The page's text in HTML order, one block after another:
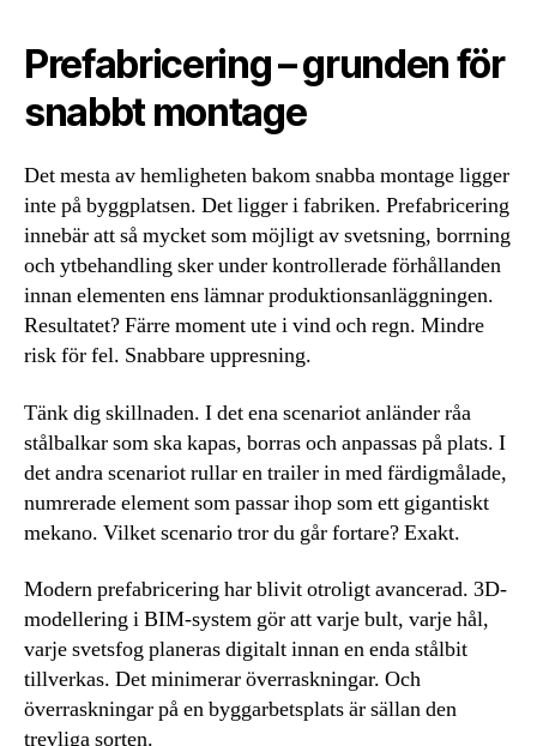
Prefabricering – grunden för
snabbt montage
Det mesta av hemligheten bakom snabba montage ligger
inte på byggplatsen. Det ligger i fabriken. Prefabricering
innebär att så mycket som möjligt av svetsning, borrning
och ytbehandling sker under kontrollerade förhållanden
innan elementen ens lämnar produktionsanläggningen.
Resultatet? Färre moment ute i vind och regn. Mindre
risk för fel. Snabbare uppresning.
Tänk dig skillnaden. I det ena scenariot anländer råa
stålbalkar som ska kapas, borras och anpassas på plats. I
det andra scenariot rullar en trailer in med färdigmålade,
numrerade element som passar ihop som ett gigantiskt
mekano. Vilket scenario tror du går fortare? Exakt.
Modern prefabricering har blivit otroligt avancerad. 3D-
modellering i BIM-system gör att varje bult, varje hål,
varje svetsfog planeras digitalt innan en enda stålbit
tillverkas. Det minimerar överraskningar. Och
överraskningar på en byggarbetsplats är sällan den
trevliga sorten.